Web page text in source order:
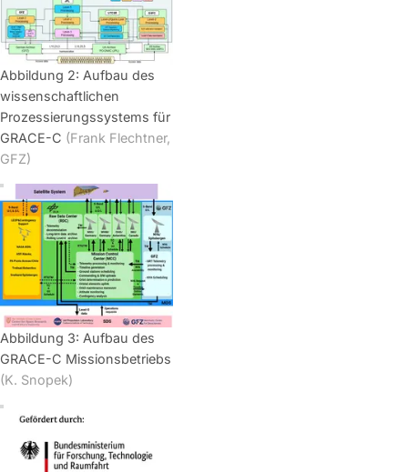
Abbildung 2: Aufbau des
wissenschaftlichen
Prozessierungssystems für
GRACE-C (Frank Flechtner,
GFZ)
Abbildung 3: Aufbau des
GRACE-C Missionsbetriebs
(K. Snopek)